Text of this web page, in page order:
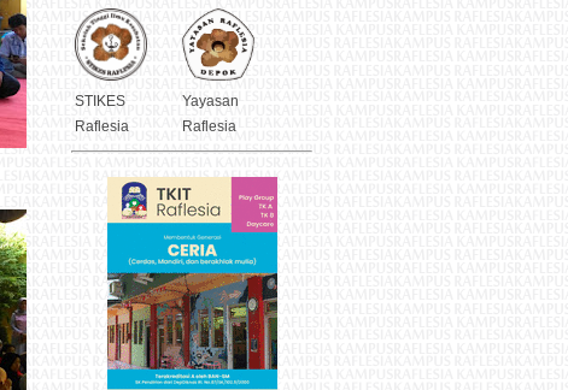
STIKES
Raflesia
Yayasan
Raflesia